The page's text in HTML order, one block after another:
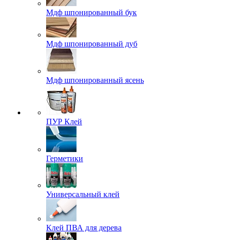
Мдф шпонированный бук
Мдф шпонированный дуб
Мдф шпонированный ясень
ПУР Клей
Герметики
Универсальный клей
Клей ПВА для дерева